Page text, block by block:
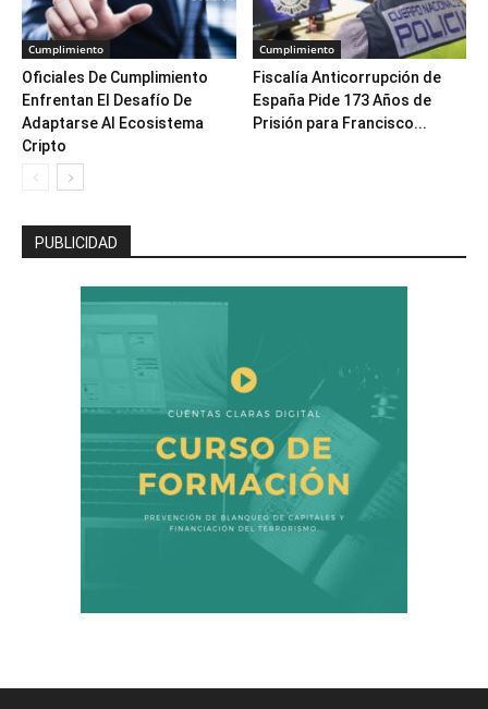
Cumplimiento
Oficiales De Cumplimiento
Enfrentan El Desafío De
Adaptarse Al Ecosistema
Cripto
Cumplimiento
Fiscalía Anticorrupción de
España Pide 173 Años de
Prisión para Francisco...
PUBLICIDAD